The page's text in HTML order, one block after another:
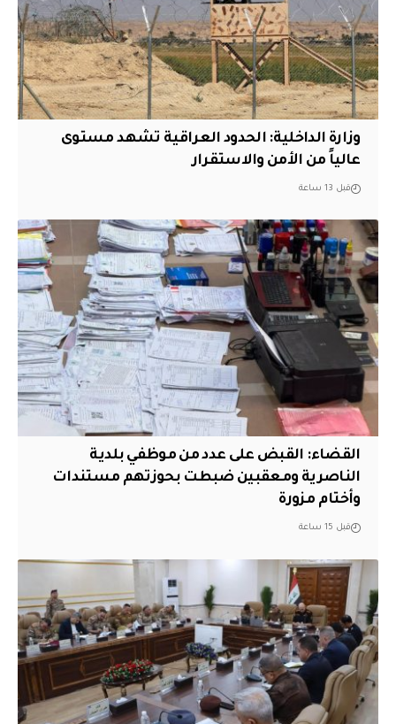
وزارة الداخلية: الحدود العراقية تشهد مستوى
عالياً من الأمن والاستقرار
قبل 13 ساعة
القضاء: القبض على عدد من موظفي بلدية
الناصرية ومعقبين ضبطت بحوزتهم مستندات
وأختام مزورة
قبل 15 ساعة